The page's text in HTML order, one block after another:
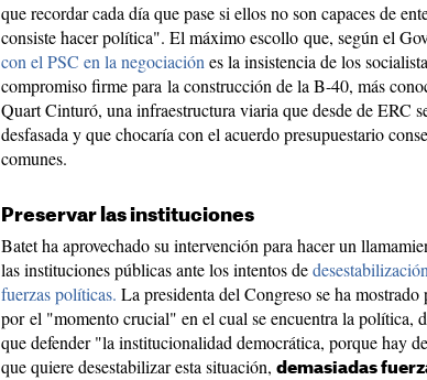
que recordar cada día que pase si ellos no son capaces de
consiste hacer política". El máximo escollo que, según el
con el PSC en la negociación es la insistencia de los
compromiso firme para la construcción de la B-40, más
Quart Cinturó, una infraestructura viaria que desde de ERC
desfasada y que chocaría con el acuerdo presupuestario
comunes.
Preservar las instituciones
Batet ha aprovechado su intervención para hacer un
las instituciones públicas ante los intentos de
fuerzas políticas. La presidenta del Congreso se ha mostrado
por el "momento crucial" en el cual se encuentra la política,
que defender "la institucionalidad democrática, porque hay
que quiere desestabilizar esta situación, demasiadas